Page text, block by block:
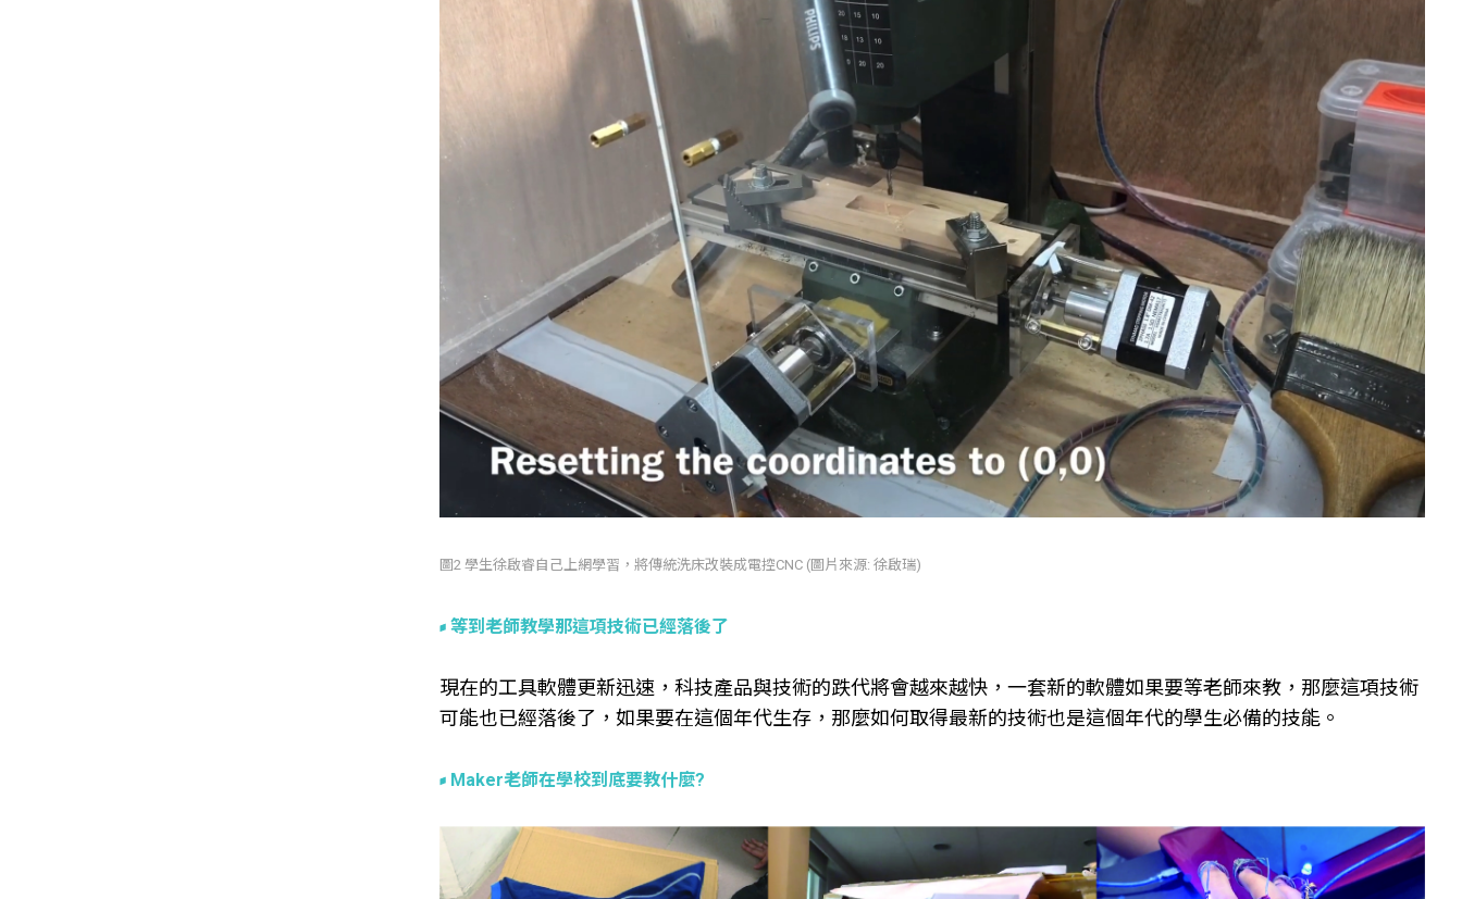
圖2 學生徐啟睿自己上網學習，將傳統洗床改裝成電控CNC (圖片來源: 徐啟瑞)
等到老師教學那這項技術已經落後了
現在的工具軟體更新迅速，科技產品與技術的跌代將會越來越快，一套新的軟體如果要等老師來教，那麼這項技術
可能也已經落後了，如果要在這個年代生存，那麼如何取得最新的技術也是這個年代的學生必備的技能。
Maker老師在學校到底要教什麼?